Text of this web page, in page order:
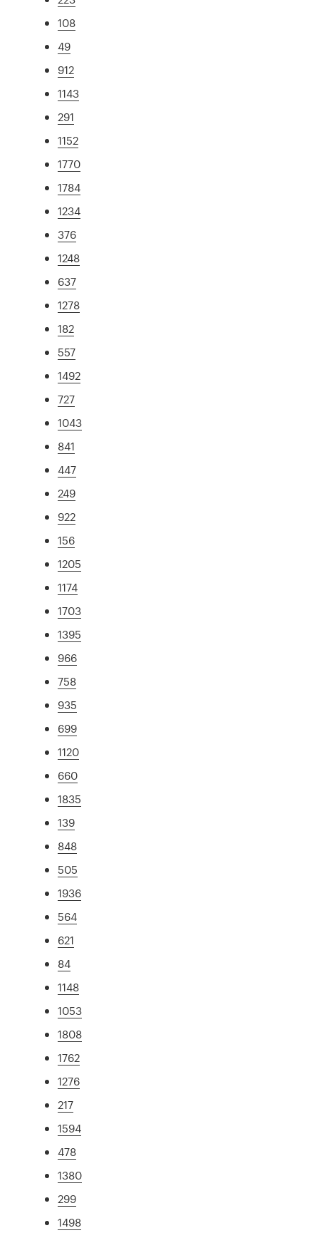
108
49
912
1143
291
1152
1770
1784
1234
376
1248
637
1278
182
557
1492
727
1043
841
447
249
922
156
1205
1174
1703
1395
966
758
935
699
1120
660
1835
139
848
505
1936
564
621
84
1148
1053
1808
1762
1276
217
1594
478
1380
299
1498